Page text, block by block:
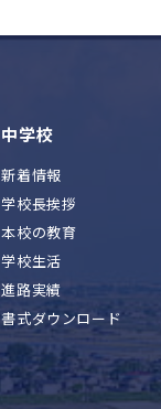
中学校
新着情報
学校長挨拶
本校の教育
学校生活
進路実績
書式ダウンロード